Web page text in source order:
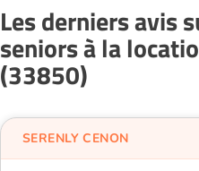
Les derniers avis
seniors à la
(33850)
SERENLY CENON